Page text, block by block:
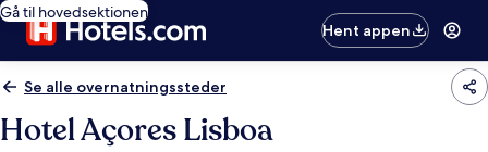
Gå til hovedsektionen
Hent appen
Se alle overnatningssteder
Hotel Açores Lisboa